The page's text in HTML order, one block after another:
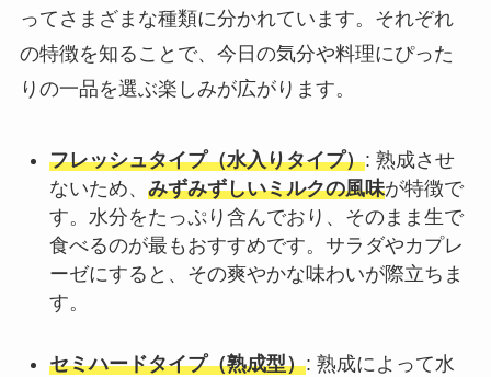
ってさまざまな種類に分かれています。それぞれ
の特徴を知ることで、今日の気分や料理にぴった
りの一品を選ぶ楽しみが広がります。
フレッシュタイプ（水入りタイプ）: 熟成させ
ないため、 みずみずしいミルクの風味が特徴で
す。水分をたっぷり含んでおり、そのまま生で
食べるのが最もおすすめです。サラダやカプレ
ーゼにすると、その爽やかな味わいが際立ちま
す。
セミハードタイプ（熟成型）: 熟成によって水